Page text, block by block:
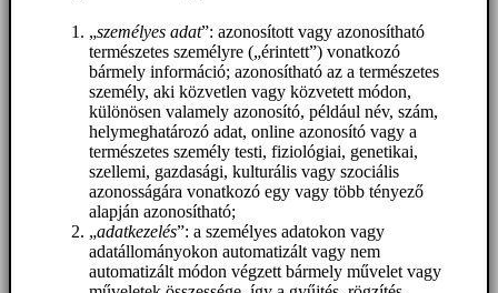
„személyes adat”: azonosított vagy azonosítható
természetes személyre („érintett”) vonatkozó
bármely információ; azonosítható az a természetes
személy, aki közvetlen vagy közvetett módon,
különösen valamely azonosító, például név, szám,
helymeghatározó adat, online azonosító vagy a
természetes személy testi, fiziológiai, genetikai,
szellemi, gazdasági, kulturális vagy szociális
azonosságára vonatkozó egy vagy több tényező
alapján azonosítható;
„adatkezelés”: a személyes adatokon vagy
adatállományokon automatizált vagy nem
automatizált módon végzett bármely művelet vagy